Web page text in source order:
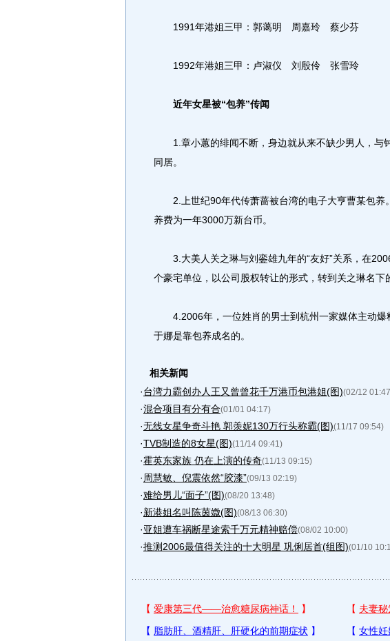
1991年港姐三甲：郭蔼明 周嘉玲 蔡少芬
1992年港姐三甲：卢淑仪 刘殷伶 张雪玲
近年女星被“包养”传闻
1.章小蕙的绯闻不断，身边就从来不缺少男人，与
同居。
2.上世纪90年代传萧蔷被台湾的电子大亨曹某包养
养费为一年3000万新台币。
3.大美人关之琳与刘銮雄九年的“友好”关系，在
个豪宅单位，以公司股权转让的形式，转到关之琳名下
4.2006年，一位姓肖的男士到杭州一家媒体主动爆
于娜是靠包养成名的。
相关新闻
·台湾力霸创办人王又曾曾花千万港币包港姐(图)(02/12
·混合项目有分有合(01/01 04:17)
·无线女星争奇斗艳 郭羡妮130万行头称霸(图)(11/17 09:54)
·TVB制造的8女星(图)(11/14 09:41)
·霍英东家族 仍在上演的传奇(11/13 09:15)
· 周慧敏、倪震依然“胶漆”(09/13 02:19)
·难给男儿“面子”(图)(08/20 13:48)
·新港姐名叫陈茵媺(图)(08/13 06:30)
·亚姐遭车祸断星途索千万元精神赔偿(08/02 10:00)
·推测2006最值得关注的十大明星 巩俐居首(组图)(01/10